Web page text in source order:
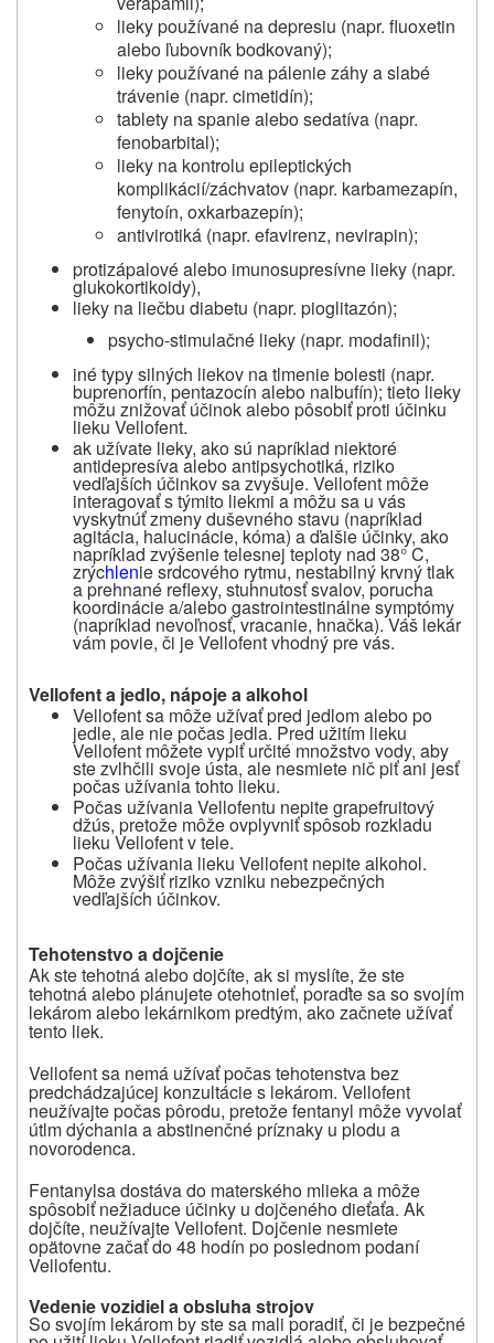
lieky používané na depresiu (napr. fluoxetin
alebo ľubovník bodkovaný);
lieky používané na pálenie záhy a slabé
trávenie (napr. cimetidín);
tablety na spanie alebo sedatíva (napr.
fenobarbital);
lieky na kontrolu epileptických
komplikácií/záchvatov (napr. karbamezapín,
fenytoín, oxkarbazepín);
antivirotiká (napr. efavirenz, nevirapin);
protizápalové alebo imunosupresívne lieky (napr.
glukokortikoidy),
lieky na liečbu diabetu (napr. pioglitazón);
psycho-stimulačné lieky (napr. modafinil);
iné typy silných liekov na tlmenie bolesti (napr.
buprenorfín, pentazocín alebo nalbufín); tieto lieky
môžu znižovať účinok alebo pôsobiť proti účinku
lieku Vellofent.
ak užívate lieky, ako sú napríklad niektoré
antidepresíva alebo antipsychotiká, riziko
vedľajších účinkov sa zvyšuje. Vellofent môže
interagovať s týmito liekmi a môžu sa u vás
vyskytnúť zmeny duševného stavu (napríklad
agitácia, halucinácie, kóma) a ďalšie účinky, ako
napríklad zvýšenie telesnej teploty nad 38° C,
zrýchlenie srdcového rytmu, nestabilný krvný tlak
a prehnané reflexy, stuhnutosť svalov, porucha
koordinácie a/alebo gastrointestinálne symptómy
(napríklad nevoľnosť, vracanie, hnačka). Váš lekár
vám povie, či je Vellofent vhodný pre vás.
Vellofent a jedlo, nápoje a alkohol
Vellofent sa môže užívať pred jedlom alebo po
jedle, ale nie počas jedla. Pred užitím lieku
Vellofent môžete vypiť určité množstvo vody, aby
ste zvlhčili svoje ústa, ale nesmiete nič piť ani jesť
počas užívania tohto lieku.
Počas užívania Vellofentu nepitegrapefruitový
džús, pretože môže ovplyvniť spôsob rozkladu
lieku Vellofent v tele.
Počas užívania lieku Vellofent nepite alkohol.
Môže zvýšiť riziko vzniku nebezpečných
vedľajších účinkov.
Tehotenstvo a dojčenie
Ak ste tehotná alebo dojčíte, ak si myslíte, že ste
tehotná alebo plánujete otehotnieť, poraďte sa so svojím
lekárom alebo lekárnikom predtým, ako začnete užívať
tento liek.
Vellofent sa nemá užívať počas tehotenstva bez
predchádzajúcej konzultácie s lekárom. Vellofent
neužívajte počas pôrodu, pretože fentanyl môže vyvolať
útlm dýchania a abstinenčné príznaky u plodu a
novorodenca.
Fentanylsa dostáva do materského mlieka a môže
spôsobiť nežiaduce účinky u dojčeného dieťaťa. Ak
dojčíte, neužívajte Vellofent. Dojčenie nesmiete
opätovne začať do 48 hodín po poslednom podaní
Vellofentu.
Vedenie vozidiel a obsluha strojov
So svojím lekárom by ste sa mali poradiť, či je bezpečné